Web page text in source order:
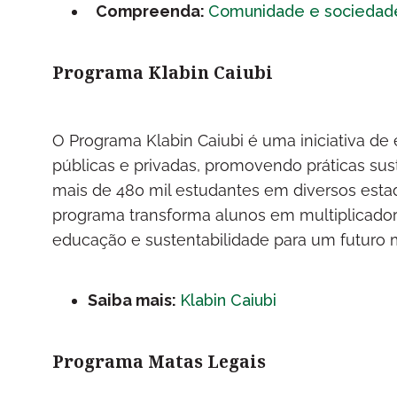
Compreenda: Comunidade e
Programa Klabin Caiubi
O Programa Klabin Caiubi é uma iniciativa
públicas e privadas, promovendo práticas
mais de 480 mil estudantes em diversos
programa transforma alunos em
educação e sustentabilidade para um futuro
Saiba mais: Klabin Caiubi
Programa Matas Legais